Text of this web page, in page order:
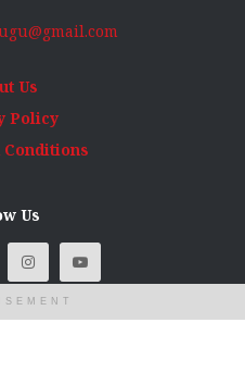
Us
Policy
Us